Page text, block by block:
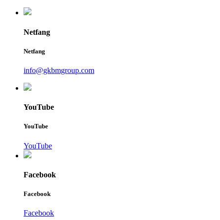
Netfang
Netfang
info@gkbmgroup.com
YouTube
YouTube
YouTube
Facebook
Facebook
Facebook